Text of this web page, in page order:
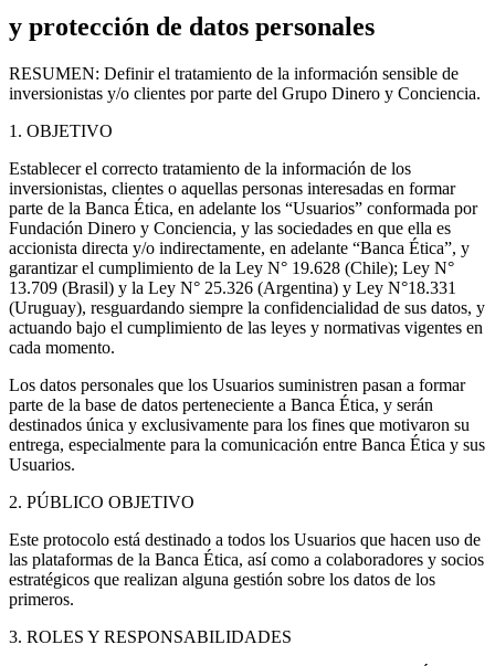
y protección de datos personales
RESUMEN: Definir el tratamiento de la información sensible de
inversionistas y/o clientes por parte del Grupo Dinero y Conciencia.
1. OBJETIVO
Establecer el correcto tratamiento de la información de los
inversionistas, clientes o aquellas personas interesadas en formar
parte de la Banca Ética, en adelante los “Usuarios” conformada por
Fundación Dinero y Conciencia, y las sociedades en que ella es
accionista directa y/o indirectamente, en adelante “Banca Ética”, y
garantizar el cumplimiento de la Ley N° 19.628 (Chile); Ley N°
13.709 (Brasil) y la Ley N° 25.326 (Argentina) y Ley N°18.331
(Uruguay), resguardando siempre la confidencialidad de sus datos, y
actuando bajo el cumplimiento de las leyes y normativas vigentes en
cada momento.
Los datos personales que los Usuarios suministren pasan a formar
parte de la base de datos perteneciente a Banca Ética, y serán
destinados única y exclusivamente para los fines que motivaron su
entrega, especialmente para la comunicación entre Banca Ética y sus
Usuarios.
2. PÚBLICO OBJETIVO
Este protocolo está destinado a todos los Usuarios que hacen uso de
las plataformas de la Banca Ética, así como a colaboradores y socios
estratégicos que realizan alguna gestión sobre los datos de los
primeros.
3. ROLES Y RESPONSABILIDADES